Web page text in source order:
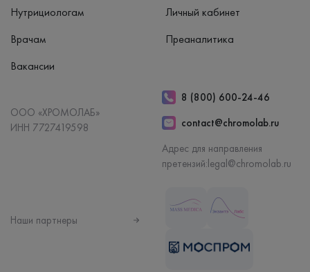
Нутрициологам
Врачам
Вакансии
Личный кабинет
Преаналитика
ООО «ХРОМОЛАБ»
ИНН 7727419598
8 (800) 600-24-46
contact@chromolab.ru
Адрес для направления
претензий:legal@chromolab.ru
Наши партнеры